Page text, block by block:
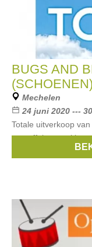
BUGS AND
(SCHOENEN)
Mechelen
24 juni 2020 ---
Totale uitverkoop
pantoffels en sokken
Pom